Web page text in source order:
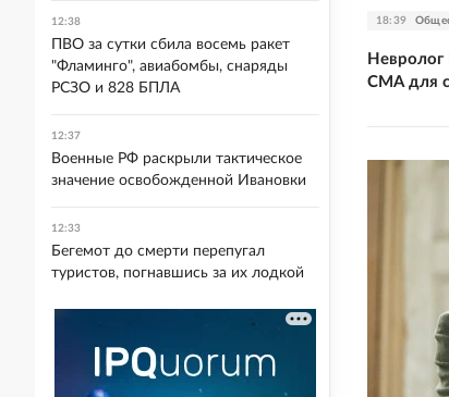
18:39
Невролог
СМА для
12:38
ПВО за сутки сбила восемь ракет
"Фламинго", авиабомбы, снаряды
РСЗО и 828 БПЛА
12:37
Военные РФ раскрыли тактическое
значение освобожденной Ивановки
12:33
Бегемот до смерти перепугал
туристов, погнавшись за их лодкой